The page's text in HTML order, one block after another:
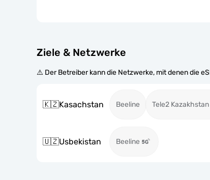
Ziele & Netzwerke
⚠️ Der Betreiber kann die Netzwerke, mit denen die
🇰🇿Kasachstan Beeline Tele2 Kazakhstan
🇺🇿Usbekistan Beeline